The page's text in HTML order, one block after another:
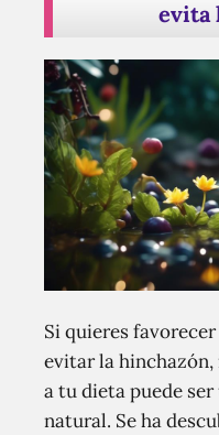
evita
Si quieres
evitar la
a tu dieta puede
natural. Se ha